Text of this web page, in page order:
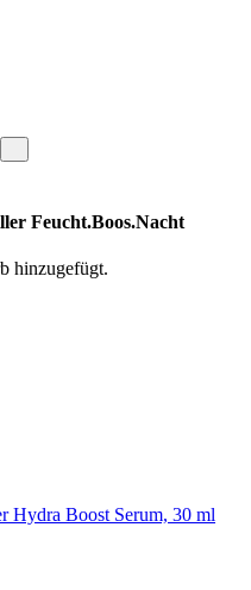
Feucht.Boos.Nacht
hinzugefügt.
Boost Serum, 30 ml